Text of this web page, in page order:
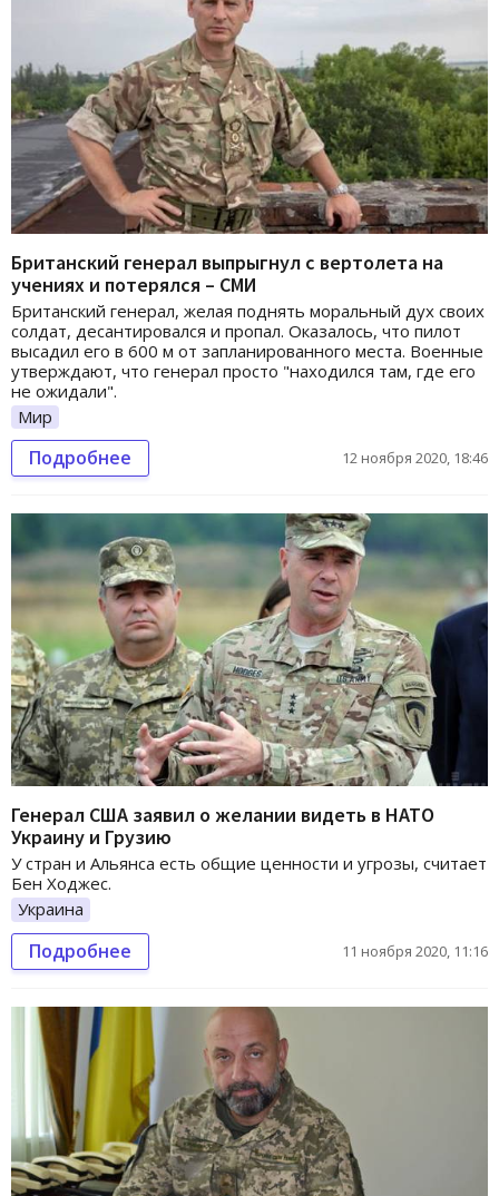
Британский генерал выпрыгнул с вертолета на
учениях и потерялся – СМИ
Британский генерал, желая поднять моральный дух своих
солдат, десантировался и пропал. Оказалось, что пилот
высадил его в 600 м от запланированного места. Военные
утверждают, что генерал просто "находился там, где его
не ожидали".
Мир
Подробнее 12 ноября 2020, 18:46
Генерал США заявил о желании видеть в НАТО
Украину и Грузию
У стран и Альянса есть общие ценности и угрозы, считает
Бен Ходжес.
Украина
Подробнее 11 ноября 2020, 11:16